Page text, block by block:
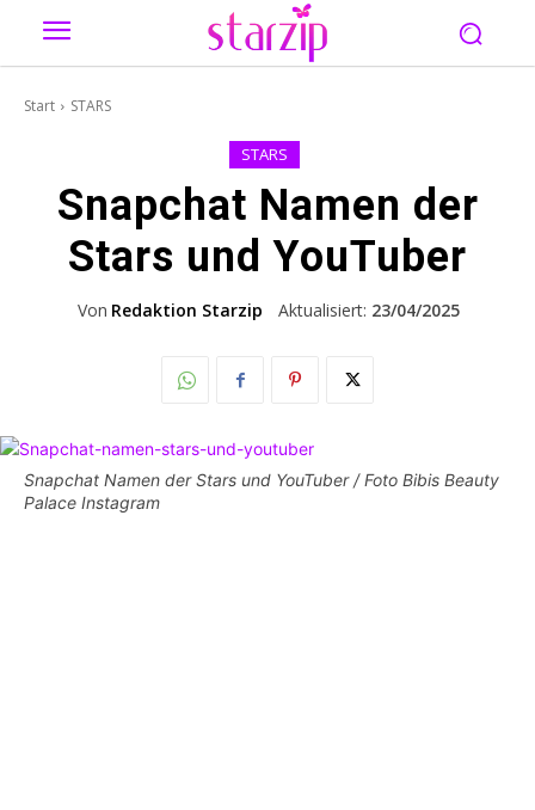
Start STARS
STARS
Snapchat Namen der
Stars und YouTuber
Von Redaktion Starzip Aktualisiert: 23/04/2025
Snapchat Namen der Stars und YouTuber / Foto Bibis Beauty
Palace Instagram